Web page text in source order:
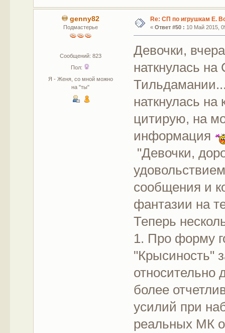
genny82
Подмастерье
Сообщений: 823
Пол:
Я - Женя, со мной можно
на "ты"
Re: СП по игрушкам Е.
« Ответ #50 : 10 Май 2015,
Девочки,
наткнулась
наткнулась
цитирую, на
информация
"Девочки,
сообщения и
фантазии на
Теперь
1. Про форму
"Крысиность"
относительно
более
усилий при
реальных МК